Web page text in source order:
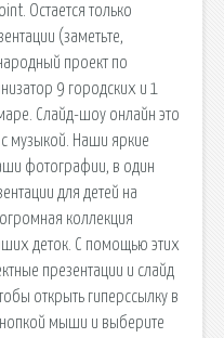
Остается только
(заметьте,
проект по
9 городских и 1
Слайд-шоу онлайн это
музыкой. Наши яркие
фотографии, в один
для детей на
коллекция
деток. С помощью этих
презентации и слайд
открыть гиперссылку в
мыши и выберите